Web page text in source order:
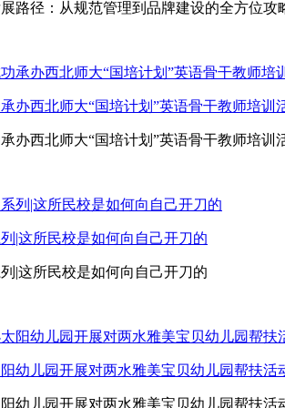
路径：从规范管理到品牌建设的全方位攻
办西北师大“国培计划”英语骨干教师培训
办西北师大“国培计划”英语骨干教师培训
|这所民校是如何向自己开刀的
|这所民校是如何向自己开刀的
幼儿园开展对两水雅美宝贝幼儿园帮扶活
幼儿园开展对两水雅美宝贝幼儿园帮扶活